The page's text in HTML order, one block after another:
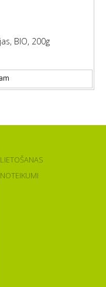
BIO, 200g
LIETOŠANAS
NOTEIKUMI